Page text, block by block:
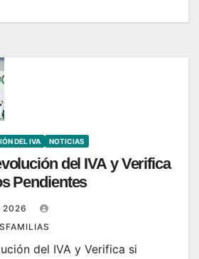
DEL IVA NOTICIAS
del IVA y Verifica
Pendientes
2026
del IVA y Verifica si